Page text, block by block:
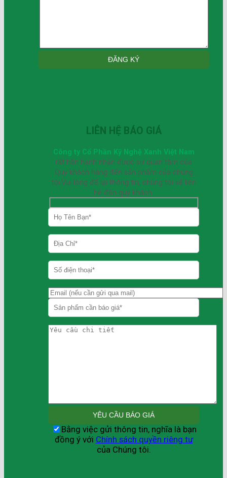
LIÊN HỆ BÁO GIÁ
Công ty Cổ Phần Kỹ Nghệ Xanh Việt Nam
rất hân hạnh nhận được sự quan tâm của
Quý khách hàng đến sản phẩm của chúng
tôi.Vui lòng để lại thông tin, chúng tôi sẽ liên
hệ đến quý khách.
Bằng việc gửi thông tin, nghĩa là bạn
đồng ý với Chính sách quyền riêng tư
của Chúng tôi.